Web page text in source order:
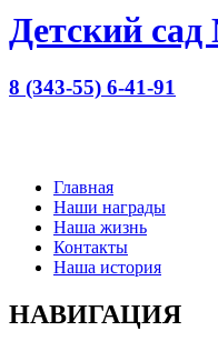
Детский
8 (343-55) 6-41-91
Главная
Наши награды
Наша жизнь
Контакты
Наша история
НАВИГАЦИЯ